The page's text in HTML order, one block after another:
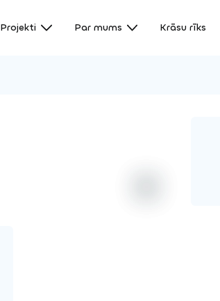
Projekti Par mums Krāsu rīks